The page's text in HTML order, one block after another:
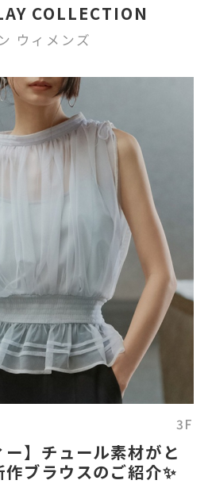
COLLECTION
ウィメンズ
3F
ー】チュール素材がと
ブラウスのご紹介✨